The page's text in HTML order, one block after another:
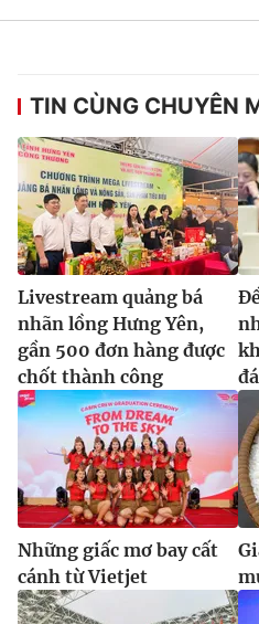
TIN CÙNG CHUYÊN
Livestream quảng bá
nhãn lồng Hưng Yên,
gần 500 đơn hàng được
chốt thành công
Những giấc mơ bay cất
cánh từ Vietjet